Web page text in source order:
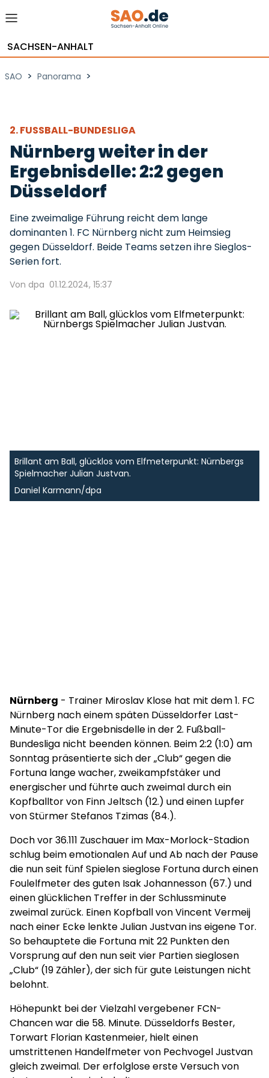
SACHSEN-ANHALT
SAO > Panorama >
2. FUSSBALL-BUNDESLIGA
Nürnberg weiter in der
Ergebnisdelle: 2:2 gegen
Düsseldorf
Eine zweimalige Führung reicht dem lange
dominanten 1. FC Nürnberg nicht zum Heimsieg
gegen Düsseldorf. Beide Teams setzen ihre Sieglos-
Serien fort.
Von dpa 01.12.2024, 15:37
Brillant am Ball, glücklos vom Elfmeterpunkt: Nürnbergs
Spielmacher Julian Justvan.
Daniel Karmann/dpa
Nürnberg - Trainer Miroslav Klose hat mit dem 1. FC
Nürnberg nach einem späten Düsseldorfer Last-
Minute-Tor die Ergebnisdelle in der 2. Fußball-
Bundesliga nicht beenden können. Beim 2:2 (1:0) am
Sonntag präsentierte sich der „Club“ gegen die
Fortuna lange wacher, zweikampfstäker und
energischer und führte auch zweimal durch ein
Kopfballtor von Finn Jeltsch (12.) und einen Lupfer
von Stürmer Stefanos Tzimas (84.).
Doch vor 36.111 Zuschauer im Max-Morlock-Stadion
schlug beim emotionalen Auf und Ab nach der Pause
die nun seit fünf Spielen sieglose Fortuna durch einen
Foulelfmeter des guten Isak Johannesson (67.) und
einen glücklichen Treffer in der Schlussminute
zweimal zurück. Einen Kopfball von Vincent Vermeij
nach einer Ecke lenkte Julian Justvan ins eigene Tor.
So behauptete die Fortuna mit 22 Punkten den
Vorsprung auf den nun seit vier Partien sieglosen
„Club“ (19 Zähler), der sich für gute Leistungen nicht
belohnt.
Höhepunkt bei der Vielzahl vergebener FCN-
Chancen war die 58. Minute. Düsseldorfs Bester,
Torwart Florian Kastenmeier, hielt einen
umstrittenen Handelfmeter von Pechvogel Justvan
gleich zweimal. Der erfolglose erste Versuch von